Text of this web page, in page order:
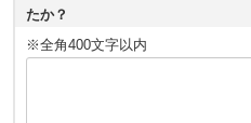
たか？
※全角400文字以内